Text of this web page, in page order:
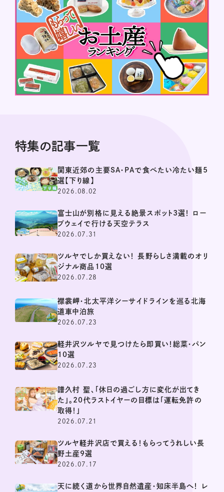
特集の記事一覧
関東近郊の主要SA・PAで食べたい冷たい麺5
選【下り線】
2026.08.02
富士山が別格に見える絶景スポット3選！ ロー
プウェイで行ける天空テラス
2026.07.31
ツルヤでしか買えない！ 長野らしさ満載のオリ
ジナル商品10選
2026.07.28
襟裳岬・北太平洋シーサイドラインを巡る北海
道車中泊旅
2026.07.23
軽井沢ツルヤで見つけたら即買い！総菜・パン
10選
2026.07.23
譜久村 聖、「休日の過ごし方に変化が出てき
た」。20代ラストイヤーの目標は「運転免許の
取得！」
2026.07.21
ツルヤ軽井沢店で買える！もらってうれしい長
野土産9選
2026.07.17
天に続く道から世界自然遺産・知床半島へ！ レ